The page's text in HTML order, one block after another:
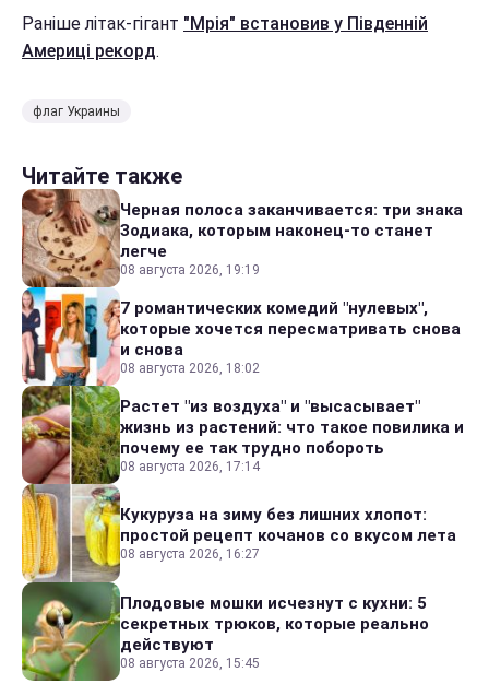
Раніше літак-гігант "Мрія" встановив у Південній
Америці рекорд.
флаг Украины
Читайте также
Черная полоса заканчивается: три знака
Зодиака, которым наконец-то станет
легче
08 августа 2026, 19:19
7 романтических комедий "нулевых",
которые хочется пересматривать снова
и снова
08 августа 2026, 18:02
Растет "из воздуха" и "высасывает"
жизнь из растений: что такое повилика и
почему ее так трудно побороть
08 августа 2026, 17:14
Кукуруза на зиму без лишних хлопот:
простой рецепт кочанов со вкусом лета
08 августа 2026, 16:27
Плодовые мошки исчезнут с кухни: 5
секретных трюков, которые реально
действуют
08 августа 2026, 15:45